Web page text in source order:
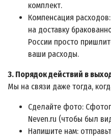
комплект.
Компенсация
на доставку
России просто
ваши расходы.
3. Порядок действий в
Мы на связи даже тогда,
Сделайте фото:
Neven.ru (чтобы был
Напишите нам: